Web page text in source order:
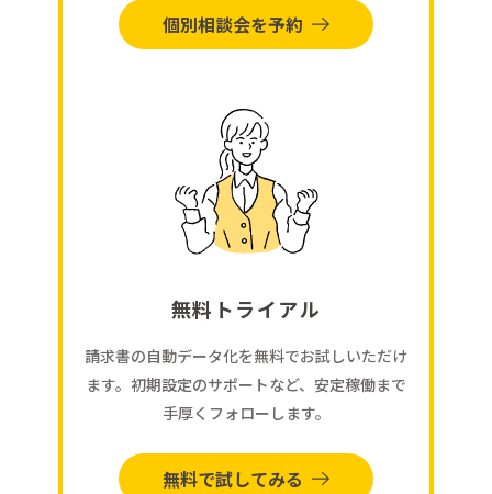
個別相談会を予約
無料トライアル
請求書の自動データ化を無料でお試しいただけ
ます。初期設定のサポートなど、安定稼働まで
手厚くフォローします。
無料で試してみる